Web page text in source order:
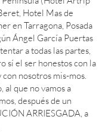
Hotel Mas de
en Tarragona, Posada
Ángel García Puertas
a todas las partes,
sí el ser honestos con la
nosotros mis-mos.
que no vamos a
después de un
ARRIESGADA, a